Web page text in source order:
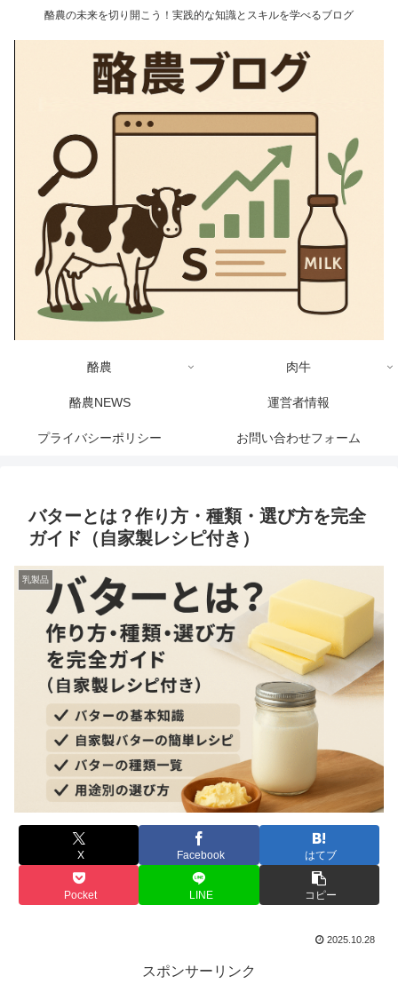
酪農の未来を切り開こう！実践的な知識とスキルを学べるブログ
酪農 肉牛
酪農NEWS 運営者情報
プライバシーポリシー お問い合わせフォーム
バターとは？作り方・種類・選び方を完全
ガイド（自家製レシピ付き）
乳製品
X Facebook はてブ
Pocket LINE コピー
2025.10.28
スポンサーリンク